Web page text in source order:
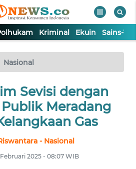
Kriminal Ekuin Sains-
Nasional
Sevisi dengan
Meradang
Gas
- Nasional
2025 - 08:07 WIB